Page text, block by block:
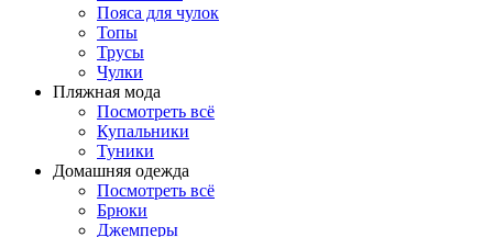
Поясa для чулок
Топы
Трусы
Чулки
Пляжная мода
Посмотреть всё
Купальники
Туники
Домашняя одежда
Посмотреть всё
Брюки
Джемперы